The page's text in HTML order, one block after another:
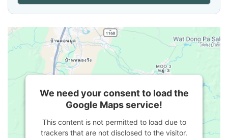
We need your consent to load the
Google Maps service!
This content is not permitted to load due to
trackers that are not disclosed to the visitor.